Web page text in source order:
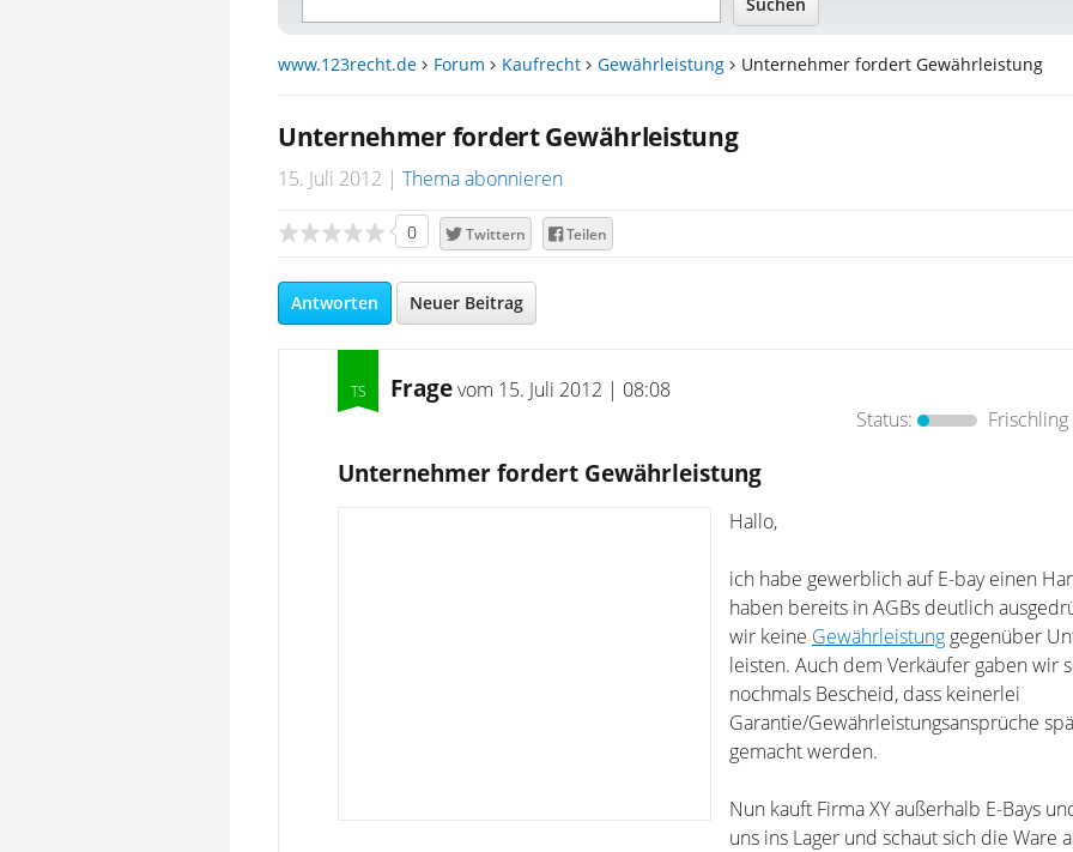
www.123recht.de Forum Kaufrecht Gewährleistung Unternehmer fordert Gewährleistung
Unternehmer fordert Gewährleistung
15. Juli 2012 Thema abonnieren
0 Twittern Teilen
Antworten Neuer Beitrag
Fragevom 15. Juli 2012 | 08:08
Status:
Frischling
Unternehmer fordert Gewährleistung
Hallo,
ich habe gewerblich auf E-bay einen
haben bereits in AGBs deutlich
wir keine Gewährleistung gegenüber
leisten. Auch dem Verkäufer gaben wir
nochmals Bescheid, dass keinerlei
Garantie/Gewährleistungsansprüche
gemacht werden.
Nun kauft Firma XY außerhalb E-Bays
uns ins Lager und schaut sich die Ware